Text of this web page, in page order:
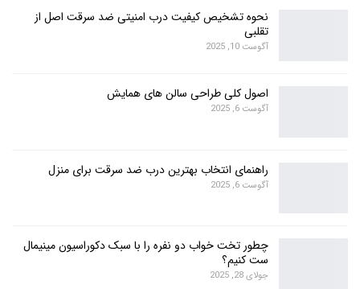
نحوه تشخیص کیفیت درب امنیتی ضد سرقت اصل از
تقلبی
آگوست 10, 2025
اصول کلی طراحی سالن های همایش
آگوست 6, 2025
راهنمای انتخاب بهترین درب ضد سرقت برای منزل
آگوست 6, 2025
چطور تخت خواب دو نفره را با سبک دکوراسیون مینیمال
ست کنیم؟
جولای 28, 2025